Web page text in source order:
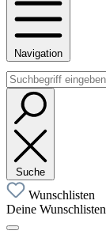
Navigation
Suche
Wunschlisten
Deine Wunschlisten